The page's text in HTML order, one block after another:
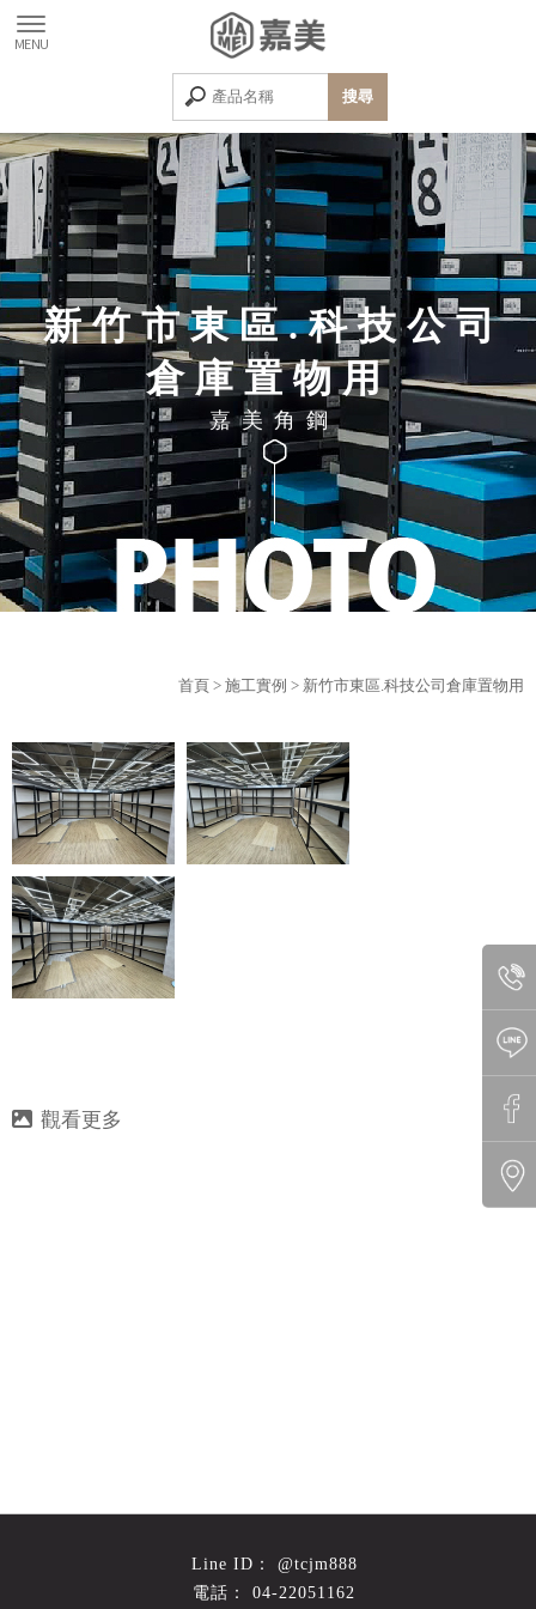
新竹市東區.科技公司
倉庫置物用
首頁 > 施工實例 > 新竹市東區.科技公司倉庫置物用
@tcjm888
04-22051162